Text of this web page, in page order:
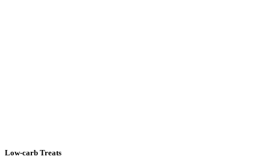
Low-carb Treats